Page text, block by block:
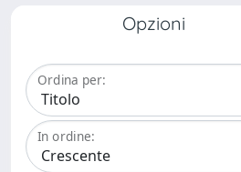
Opzioni
Ordina per:
In ordine: